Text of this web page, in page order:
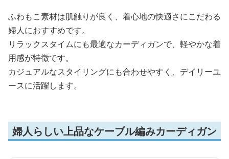
ふわもこ素材は肌触りが良く、着心地の快適さにこだわる
婦人におすすめです。
リラックスタイムにも最適なカーディガンで、軽やかな着
用感が特徴です。
カジュアルなスタイリングにも合わせやすく、デイリーユ
ースに活躍します。
婦人らしい上品なケーブル編みカーディガン